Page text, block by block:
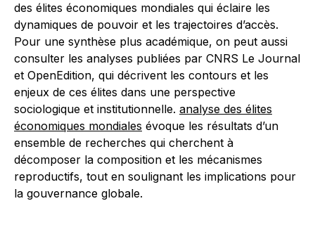
des élites économiques mondiales qui éclaire les
dynamiques de pouvoir et les trajectoires d’accès.
Pour une synthèse plus académique, on peut aussi
consulter les analyses publiées par CNRS Le Journal
et OpenEdition, qui décrivent les contours et les
enjeux de ces élites dans une perspective
sociologique et institutionnelle. analyse des élites
économiques mondiales évoque les résultats d’un
ensemble de recherches qui cherchent à
décomposer la composition et les mécanismes
reproductifs, tout en soulignant les implications pour
la gouvernance globale.